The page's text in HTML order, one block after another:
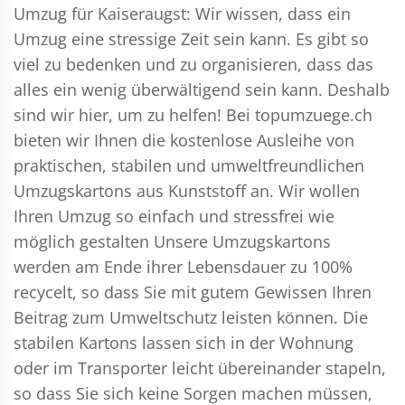
Umzug für Kaiseraugst: Wir wissen, dass ein
Umzug eine stressige Zeit sein kann. Es gibt so
viel zu bedenken und zu organisieren, dass das
alles ein wenig überwältigend sein kann. Deshalb
sind wir hier, um zu helfen! Bei topumzuege.ch
bieten wir Ihnen die kostenlose Ausleihe von
praktischen, stabilen und umweltfreundlichen
Umzugskartons aus Kunststoff an. Wir wollen
Ihren Umzug so einfach und stressfrei wie
möglich gestalten Unsere Umzugskartons
werden am Ende ihrer Lebensdauer zu 100%
recycelt, so dass Sie mit gutem Gewissen Ihren
Beitrag zum Umweltschutz leisten können. Die
stabilen Kartons lassen sich in der Wohnung
oder im Transporter leicht übereinander stapeln,
so dass Sie sich keine Sorgen machen müssen,